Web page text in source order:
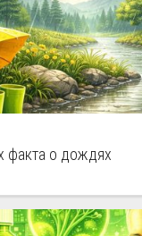
факта о дождях